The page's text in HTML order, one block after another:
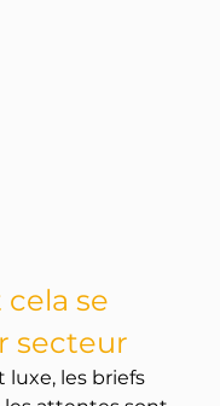
se
secteur
luxe, les briefs